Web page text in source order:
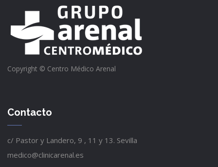
Copyright © Centro Médico Arenal
Contacto
c/ Pastor y Landero, 9 , 11 y 13. Sevilla
medico@clinicarenal.es